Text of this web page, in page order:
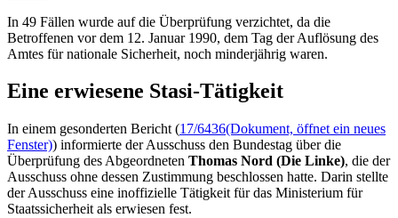
In 49 Fällen wurde auf die Überprüfung verzichtet, da die
Betroffenen vor dem 12. Januar 1990, dem Tag der Auflösung des
Amtes für nationale Sicherheit, noch minderjährig waren.
Eine erwiesene Stasi-Tätigkeit
In einem gesonderten Bericht (17/6436(Dokument, öffnet ein neues
Fenster)) informierte der Ausschuss den Bundestag über die
Überprüfung des Abgeordneten Thomas Nord (Die Linke), die der
Ausschuss ohne dessen Zustimmung beschlossen hatte. Darin stellte
der Ausschuss eine inoffizielle Tätigkeit für das Ministerium für
Staatssicherheit als erwiesen fest.